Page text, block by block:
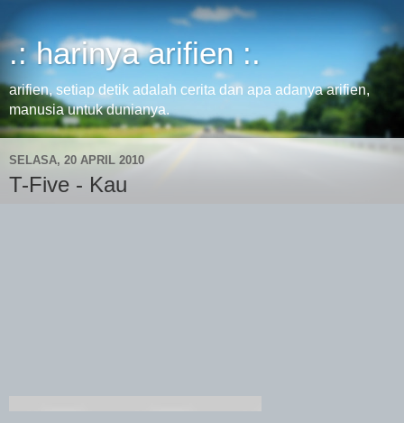
.: harinya arifien :.
arifien, setiap detik adalah cerita dan apa adanya arifien,
manusia untuk dunianya.
SELASA, 20 APRIL 2010
T-Five - Kau